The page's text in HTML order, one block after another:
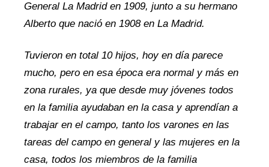
General La Madrid en 1909, junto a su hermano
Alberto que nació en 1908 en La Madrid.
Tuvieron en total 10 hijos, hoy en día parece
mucho, pero en esa época era normal y más en
zona rurales, ya que desde muy jóvenes todos
en la familia ayudaban en la casa y aprendían a
trabajar en el campo, tanto los varones en las
tareas del campo en general y las mujeres en la
casa, todos los miembros de la familia